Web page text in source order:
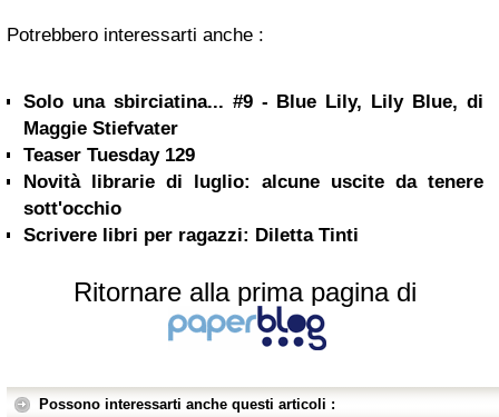
Potrebbero interessarti anche :
Solo una sbirciatina... #9 - Blue Lily, Lily Blue, di
Maggie Stiefvater
Teaser Tuesday 129
Novità librarie di luglio: alcune uscite da tenere
sott'occhio
Scrivere libri per ragazzi: Diletta Tinti
Ritornare alla prima pagina di
Possono interessarti anche questi articoli :